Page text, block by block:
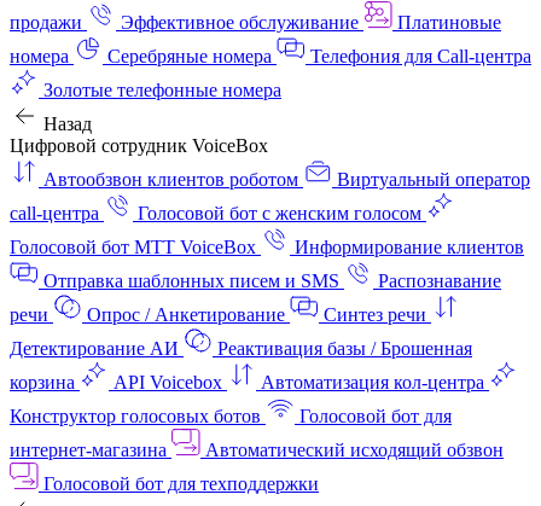
продажи
Эффективное обслуживание
Платиновые
номера
Серебряные номера
Телефония для Call-центра
Золотые телефонные номера
Назад
Цифровой сотрудник VoiceBox
Автообзвон клиентов роботом
Виртуальный оператор
call-центра
Голосовой бот с женским голосом
Голосовой бот МТТ VoiceBox
Информирование клиентов
Отправка шаблонных писем и SMS
Распознавание
речи
Опрос / Анкетирование
Синтез речи
Детектирование АИ
Реактивация базы / Брошенная
корзина
API Voicebox
Автоматизация кол‑центра
Конструктор голосовых ботов
Голосовой бот для
интернет‑магазина
Автоматический исходящий обзвон
Голосовой бот для техподдержки